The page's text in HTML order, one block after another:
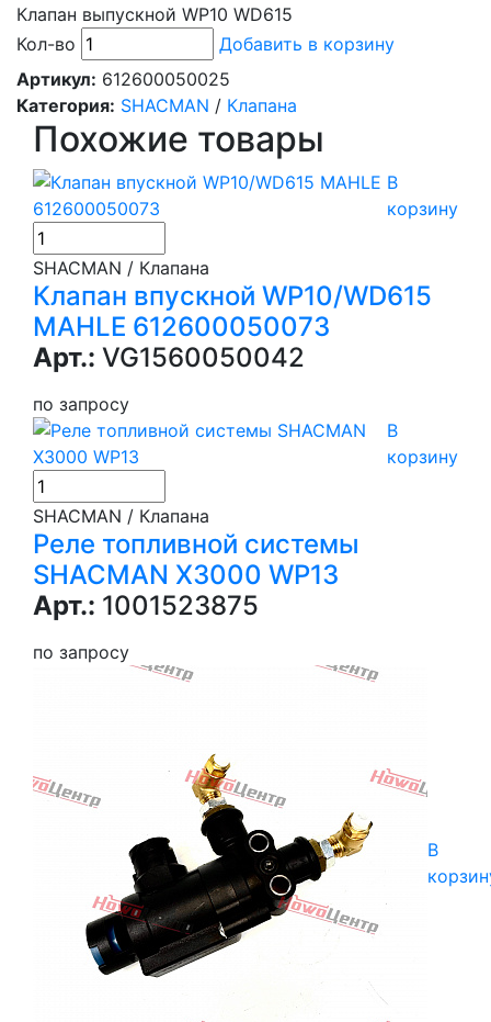
Клапан выпускной WP10 WD615
Кол-во
Добавить в корзину
Артикул: 612600050025
Категория: SHACMAN / Клапана
Похожие товары
В
корзину
SHACMAN / Клапана
Клапан впускной WP10/WD615
MAHLE 612600050073
Арт.: VG1560050042
по запросу
В
корзину
SHACMAN / Клапана
Реле топливной системы
SHACMAN X3000 WP13
Арт.: 1001523875
по запросу
В